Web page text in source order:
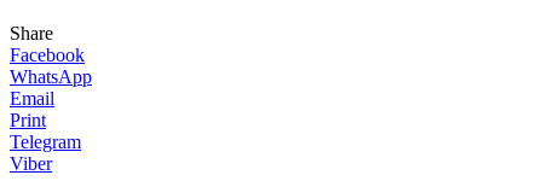
Share
Facebook
WhatsApp
Email
Print
Telegram
Viber